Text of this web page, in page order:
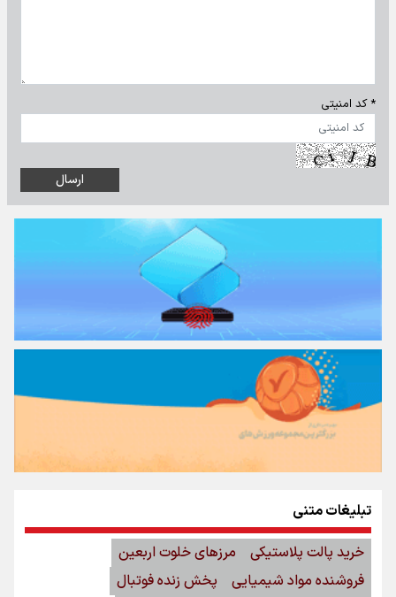
* کد امنیتی
تبلیغات متنی
خرید پالت پلاستیکی
مرزهای خلوت اربعین
فروشنده مواد شیمیایی
پخش زنده فوتبال